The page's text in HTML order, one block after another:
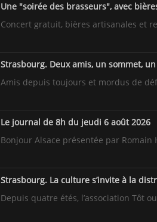
Une "soirée des brasseurs", avec
Concert gratuit, bières artisanales et
Strasbourg. Deux amis, un sommet,
Amis depuis toujours et mordus de
Le journal de 8h du jeudi 6 août 2026
Bonjour Alsace présentée par
Strasbourg. La culture s’invite à la
Depuis quatre étés, l’association Tôt